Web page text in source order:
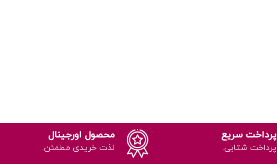
پرداخت سریع
پرداخت شتابی.
محصول اورجینال
لذت خریدی مطمئن.